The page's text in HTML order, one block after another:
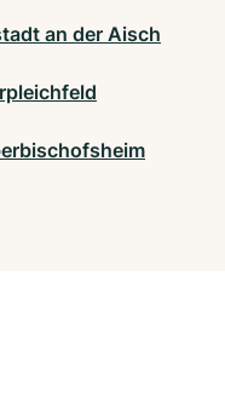
an der Aisch